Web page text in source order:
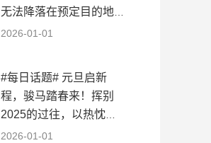
无法降落在预定目的地
机场，需改降...
2026-01-01
#每日话题# 元旦启新
程，骏马踏春来！挥别
2025的过往，以热忱为
缰，逐梦向前，每一...
2026-01-01